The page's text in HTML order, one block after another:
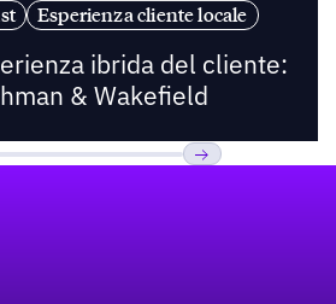
Esperienza cliente locale
ibrida del cliente:
& Wakefield